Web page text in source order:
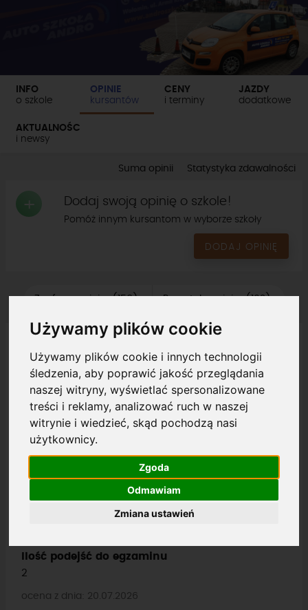
Używamy plików cookie
Używamy plików cookie i innych technologii
śledzenia, aby poprawić jakość przeglądania
naszej witryny, wyświetlać spersonalizowane
treści i reklamy, analizować ruch w naszej
witrynie i wiedzieć, skąd pochodzą nasi
użytkownicy.
Zgoda
Odmawiam
Zmiana ustawień
INFO
o szkole
OPINIE
kursantów
CENY
i terminy
JAZDY
dodatkowe
AKTUALNOŚCI
i newsy
+ Dodaj swoją opinię o szkole!
Pomóż innym kursantom w wyborze szkoły
DODAJ OPINIĘ
Zaufane opinie 156 Pozostałe opinie 102
Suma opinii Statystyka zdawalności
Ocena ogólna
Kategoria Prawo Jazdy
Ilość podejść do egzaminu
2
ocena z dnia: 20.07.2026
Krzysztof K ..........i ip: 5.173.160.....
Opinia zweryfikowana przez e-mail